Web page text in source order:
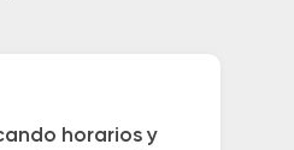
horarios y